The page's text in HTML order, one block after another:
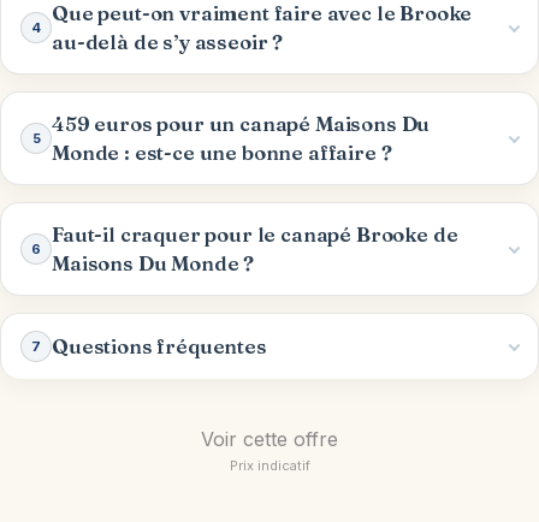
4
Que peut-on vraiment faire avec le Brooke
au-delà de s’y asseoir ?
5
459 euros pour un canapé Maisons Du
Monde : est-ce une bonne affaire ?
6
Faut-il craquer pour le canapé Brooke de
Maisons Du Monde ?
7 Questions fréquentes
Voir cette offre
Prix indicatif